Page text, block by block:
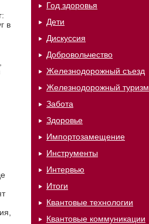
в
Год здоровья
Дети
Дискуссия
Добровольчество
Железнодорожный съезд
Железнодорожный туризм
Забота
Здоровье
Импортозамещение
Инструменты
Интервью
Итоги
Квантовые технологии
Квантовые коммуникации